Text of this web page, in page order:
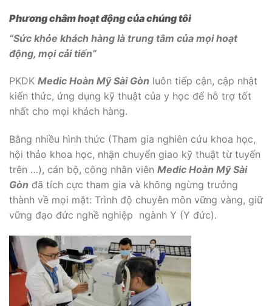
Phương châm hoạt động của chúng tôi
“Sức khỏe khách hàng là trung tâm của mọi hoạt
động, mọi cải tiến”
PKDK Medic Hoàn Mỹ Sài Gòn luôn tiếp cận, cập nhật
kiến thức, ứng dụng kỹ thuật của y học để hỗ trợ tốt
nhất cho mọi khách hàng.
Bằng nhiều hình thức (Tham gia nghiên cứu khoa học,
hội thảo khoa học, nhận chuyển giao kỹ thuật từ tuyến
trên …), cán bộ, công nhân viên Medic Hoàn Mỹ Sài
Gòn đã tích cực tham gia và không ngừng trưởng
thành về mọi mặt: Trình độ chuyên môn vững vàng, giữ
vững đạo đức nghề nghiệp ngành Y (Y đức).